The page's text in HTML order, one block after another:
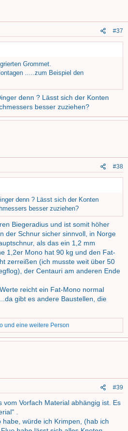
#37
Grommet.
.....zum Beispiel den
denn ? Lässt sich der Konten
besser zuziehen?
#38
denn ? Lässt sich der Konten
besser zuziehen?
Biegeradius und ist somit höher
der Schnur sicher sinnvoll, in Norge
als das ein 1,2 mm
1,2er Mono hat 90 kg und den Fat-
zerreißen (ich musste weit über 50
der Centauri am anderen Ende
reicht ein Fat-Mono normal
gibt es andere Baustellen, die
und eine weitere Person
#39
vom Vorfach Material abhängig ist. Es
.
würde ich Krimpen, (hab ich